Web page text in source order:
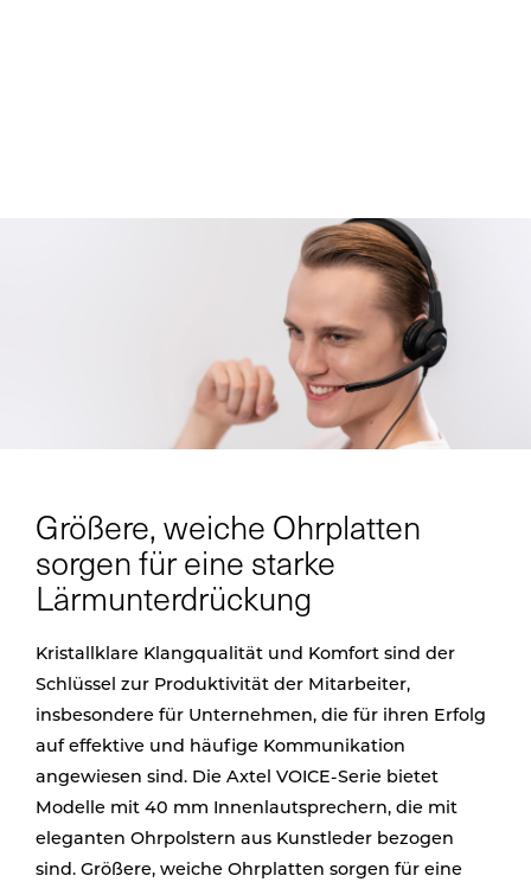
Größere, weiche Ohrplatten
sorgen für eine starke
Lärmunterdrückung
Kristallklare Klangqualität und Komfort sind der
Schlüssel zur Produktivität der Mitarbeiter,
insbesondere für Unternehmen, die für ihren Erfolg
auf effektive und häufige Kommunikation
angewiesen sind. Die Axtel VOICE-Serie bietet
Modelle mit 40 mm Innenlautsprechern, die mit
eleganten Ohrpolstern aus Kunstleder bezogen
sind. Größere, weiche Ohrplatten sorgen für eine